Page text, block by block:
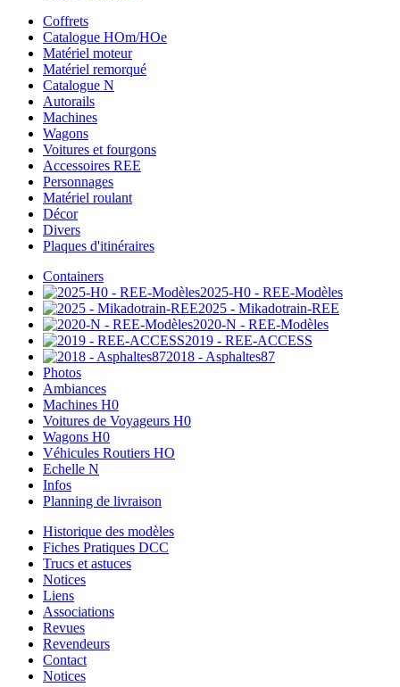
Coffrets
Catalogue HOm/HOe
Matériel moteur
Matériel remorqué
Catalogue N
Autorails
Machines
Wagons
Voitures et fourgons
Accessoires REE
Personnages
Matériel roulant
Décor
Divers
Plaques d'itinéraires
Containers
2025-H0 - REE-Modèles
2025 - Mikadotrain-REE
2020-N - REE-Modèles
2019 - REE-ACCESS
2018 - Asphaltes87
Photos
Ambiances
Machines H0
Voitures de Voyageurs H0
Wagons H0
Véhicules Routiers HO
Echelle N
Infos
Planning de livraison
Historique des modèles
Fiches Pratiques DCC
Trucs et astuces
Notices
Liens
Associations
Revues
Revendeurs
Contact
Notices